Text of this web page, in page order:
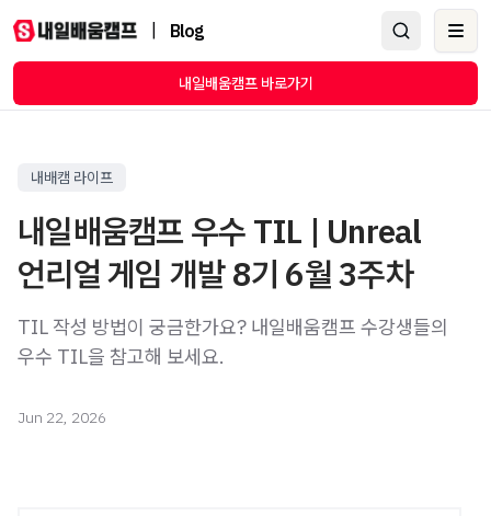
Blog
내일배움캠프 바로가기
내배캠 라이프
내일배움캠프 우수 TIL | Unreal
언리얼 게임 개발 8기 6월 3주차
TIL 작성 방법이 궁금한가요? 내일배움캠프 수강생들의
우수 TIL을 참고해 보세요.
Jun 22, 2026